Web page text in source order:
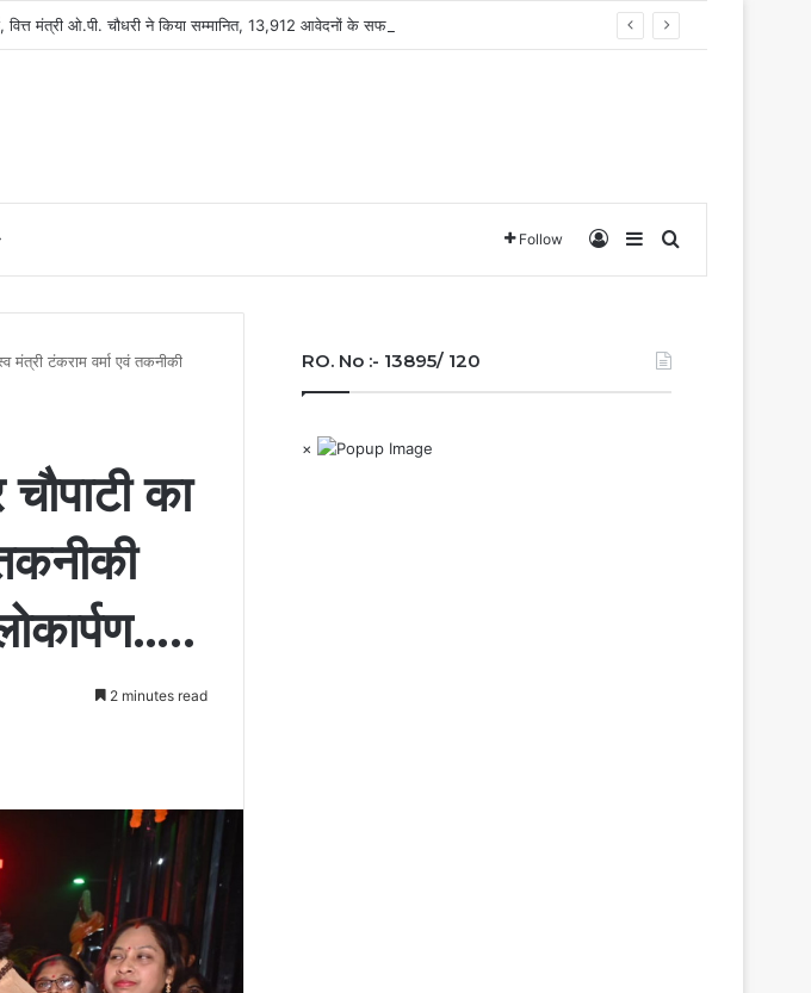
मंत्री ओ.पी. चौधरी ने किया सम्मानित, 13,912 आवेदनों के सफल निराकरण से बनाया रिकॉर्ड…
Follow Log InSidebar
मंत्री टंकराम वर्मा एवं तकनीकी
का
2 minutes read
RO. No :- 13895/ 120
×